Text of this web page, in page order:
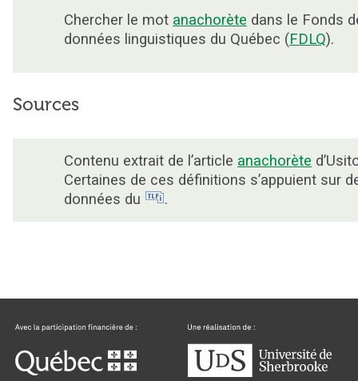
Chercher le mot anachorète dans le Fonds
données linguistiques du Québec (FDLQ).
Sources
Contenu extrait de l’article anachorète
Certaines de ces définitions s’appuient sur
données du
.